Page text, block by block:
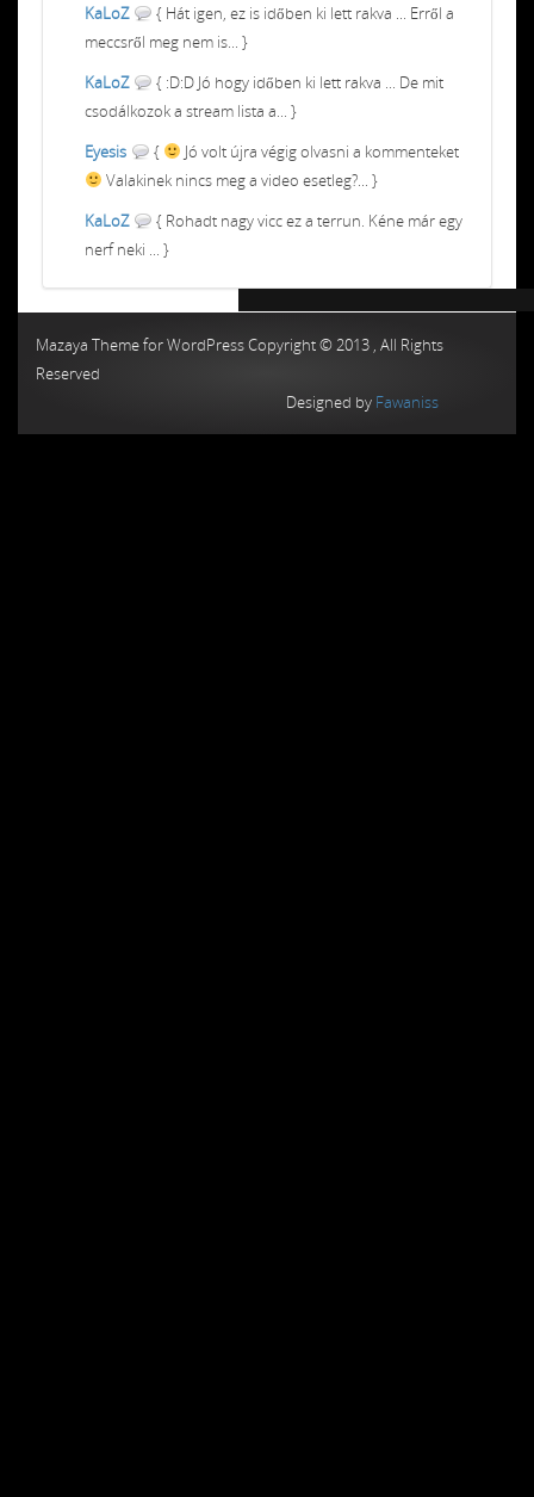
KaLoZ
{ Hát igen, ez is időben ki lett rakva ... Erről a
meccsről meg nem is... }
KaLoZ
{ :D:D Jó hogy időben ki lett rakva ... De mit
csodálkozok a stream lista a... }
Eyesis
{
Jó volt újra végig olvasni a kommenteket
Valakinek nincs meg a video esetleg?... }
KaLoZ
{ Rohadt nagy vicc ez a terrun. Kéne már egy
nerf neki ... }
Mazaya Theme for WordPress Copyright © 2013 , All Rights
Reserved
Designed by Fawaniss